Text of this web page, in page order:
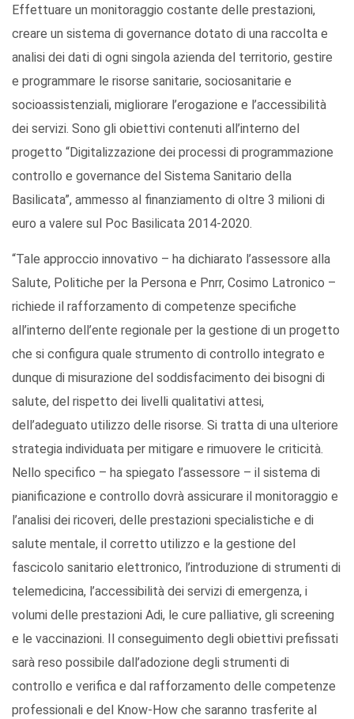
Effettuare un monitoraggio costante delle prestazioni,
creare un sistema di governance dotato di una raccolta e
analisi dei dati di ogni singola azienda del territorio, gestire
e programmare le risorse sanitarie, sociosanitarie e
socioassistenziali, migliorare l’erogazione e l’accessibilità
dei servizi. Sono gli obiettivi contenuti all’interno del
progetto “Digitalizzazione dei processi di programmazione
controllo e governance del Sistema Sanitario della
Basilicata”, ammesso al finanziamento di oltre 3 milioni di
euro a valere sul Poc Basilicata 2014-2020.
“Tale approccio innovativo – ha dichiarato l’assessore alla
Salute, Politiche per la Persona e Pnrr, Cosimo Latronico –
richiede il rafforzamento di competenze specifiche
all’interno dell’ente regionale per la gestione di un progetto
che si configura quale strumento di controllo integrato e
dunque di misurazione del soddisfacimento dei bisogni di
salute, del rispetto dei livelli qualitativi attesi,
dell’adeguato utilizzo delle risorse. Si tratta di una ulteriore
strategia individuata per mitigare e rimuovere le criticità.
Nello specifico – ha spiegato l’assessore – il sistema di
pianificazione e controllo dovrà assicurare il monitoraggio e
l’analisi dei ricoveri, delle prestazioni specialistiche e di
salute mentale, il corretto utilizzo e la gestione del
fascicolo sanitario elettronico, l’introduzione di strumenti di
telemedicina, l’accessibilità dei servizi di emergenza, i
volumi delle prestazioni Adi, le cure palliative, gli screening
e le vaccinazioni. Il conseguimento degli obiettivi prefissati
sarà reso possibile dall’adozione degli strumenti di
controllo e verifica e dal rafforzamento delle competenze
professionali e del Know-How che saranno trasferite al